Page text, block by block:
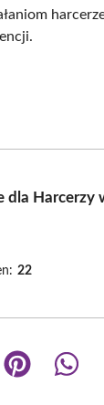
dla Harcerzy
22
Share
Share